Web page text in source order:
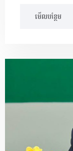
មើលបន្ថែម